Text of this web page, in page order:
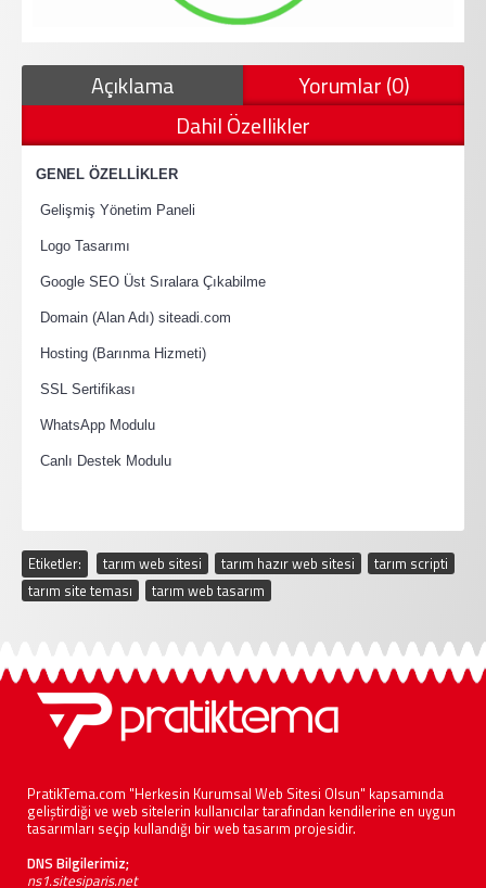
Açıklama
Yorumlar (0)
Dahil Özellikler
GENEL ÖZELLİKLER
Gelişmiş Yönetim Paneli
Logo Tasarımı
Google SEO Üst Sıralara Çıkabilme
Domain (Alan Adı) siteadi.com
Hosting (Barınma Hizmeti)
SSL Sertifikası
WhatsApp Modulu
Canlı Destek Modulu
Etiketler: tarım web sitesi tarım hazır web sitesi tarım scripti
tarım site teması
tarım web tasarım
PratikTema.com "Herkesin Kurumsal Web Sitesi Olsun" kapsamında
geliştirdiği ve web sitelerin kullanıcılar tarafından kendilerine en uygun
tasarımları seçip kullandığı bir web tasarım projesidir.
DNS Bilgilerimiz;
ns1.sitesiparis.net